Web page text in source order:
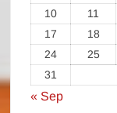
10
11
17
18
24
25
31
« Sep